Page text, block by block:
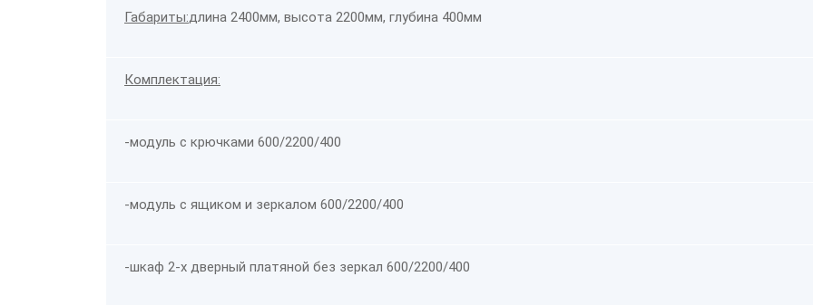
Габариты:длина 2400мм, высота 2200мм, глубина 400мм
Комплектация:
-модуль с крючками 600/2200/400
-модуль с ящиком и зеркалом 600/2200/400
-шкаф 2-х дверный платяной без зеркал 600/2200/400